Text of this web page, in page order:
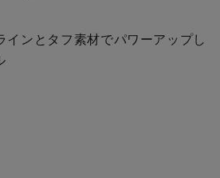
インとタフ素材でパワーアップし